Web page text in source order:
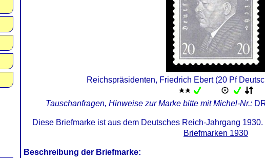
Reichspräsidenten, Friedrich Ebert (20 Pf
Tauschanfragen, Hinweise zur Marke bitte mit Michel-Nr.:
Diese Briefmarke ist aus dem Deutsches Reich-Jahrgang
Briefmarken 1930
Beschreibung der Briefmarke: